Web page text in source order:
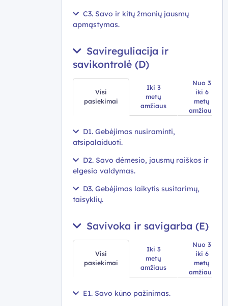
C3. Savo ir kitų žmonių jausmų
apmąstymas.
Savireguliacija ir
savikontrolė (D)
Visi
pasiekimai
Iki 3
metų
amžiaus
Nuo 3
iki 6
metų
amžiaus
D1. Gebėjimas nusiraminti,
atsipalaiduoti.
D2. Savo dėmesio, jausmų raiškos ir
elgesio valdymas.
D3. Gebėjimas laikytis susitarimų,
taisyklių.
Savivoka ir savigarba (E)
Visi
pasiekimai
Iki 3
metų
amžiaus
Nuo 3
iki 6
metų
amžiaus
E1. Savo kūno pažinimas.